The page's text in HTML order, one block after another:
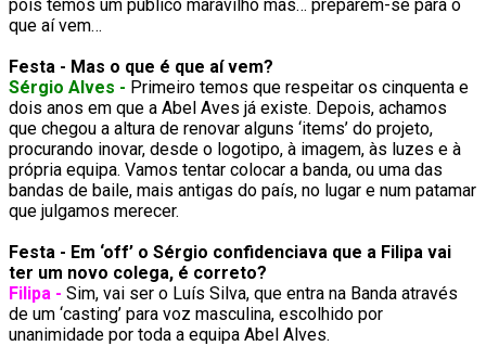
pois temos um público maravilho mas… preparem-se para o
que aí vem…
Festa - Mas o que é que aí vem?
Sérgio Alves - Primeiro temos que respeitar os cinquenta e
dois anos em que a Abel Aves já existe. Depois, achamos
que chegou a altura de renovar alguns ‘items’ do projeto,
procurando inovar, desde o logotipo, à imagem, às luzes e à
própria equipa. Vamos tentar colocar a banda, ou uma das
bandas de baile, mais antigas do país, no lugar e num patamar
que julgamos merecer.
Festa - Em ‘off’ o Sérgio confidenciava que a Filipa vai
ter um novo colega, é correto?
Filipa - Sim, vai ser o Luís Silva, que entra na Banda através
de um ‘casting’ para voz masculina, escolhido por
unanimidade por toda a equipa Abel Alves.